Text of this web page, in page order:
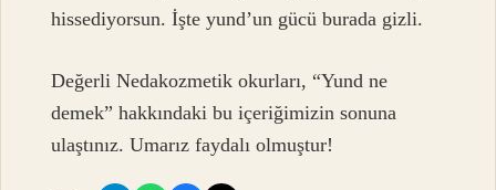
hissediyorsun. İşte yund’un gücü burada gizli.
Değerli Nedakozmetik okurları, “Yund ne
demek” hakkındaki bu içeriğimizin sonuna
ulaştınız. Umarız faydalı olmuştur!